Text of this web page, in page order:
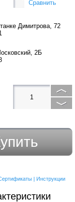
Сравнить
Димитрова, 72
2Б
| Инструкции